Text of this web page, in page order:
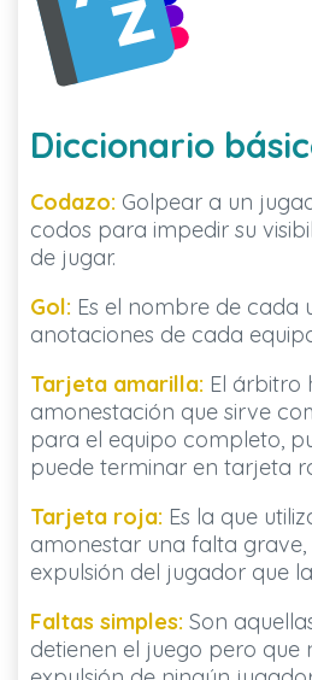
Diccionario
Codazo: Golpear a un
codos para impedir su
de jugar.
Gol: Es el nombre de cada
anotaciones de cada
Tarjeta amarilla: El árbitro
amonestación que sirve
para el equipo completo,
puede terminar en tarjeta
Tarjeta roja: Es la que
amonestar una falta
expulsión del jugador que
Faltas simples:Son
detienen el juego pero que